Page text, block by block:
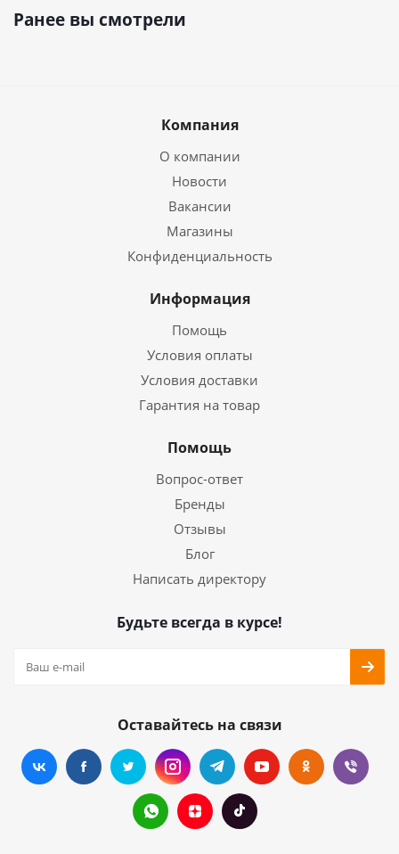
Ранее вы смотрели
Компания
О компании
Новости
Вакансии
Магазины
Конфиденциальность
Информация
Помощь
Условия оплаты
Условия доставки
Гарантия на товар
Помощь
Вопрос-ответ
Бренды
Отзывы
Блог
Написать директору
Будьте всегда в курсе!
Оставайтесь на связи